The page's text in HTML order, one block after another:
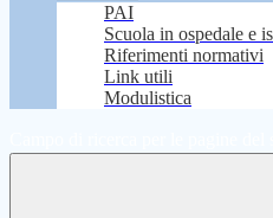
PAI
Scuola in ospedale e
Riferimenti normativi
Link utili
Modulistica